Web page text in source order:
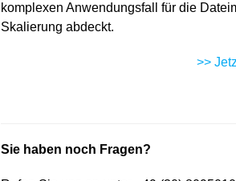
komplexen Anwendungsfall für die
Skalierung abdeckt.
>>
Sie haben noch Fragen?